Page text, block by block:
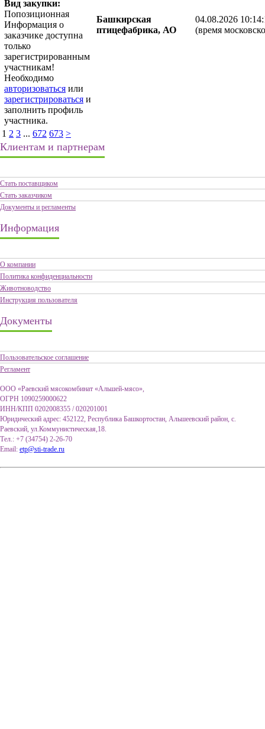
1 2 3 ... 672 673 >
Вид закупки:
Попозиционная
Информация о
заказчике доступна
только
зарегистрированным
участникам!
Необходимо
авторизоваться или
зарегистрироваться и
заполнить профиль
участника.
Башкирская
птицефабрика, АО
04.08.2026
(время
Клиентам и партнерам
Стать поставщиком
Стать заказчиком
Документы и регламенты
Информация
О компании
Политика конфиденциальности
Животноводство
Инструкция пользователя
Документы
Пользовательское соглашение
Регламент
ООО «Раевский мясокомбинат «Альшей-мясо»,
ОГРН 1090259000622
ИНН/КПП 0202008355 / 020201001
Юридический адрес: 452122, Республика Башкортостан, Альшеевский район, с.
Раевский, ул.Коммунистическая,18.
Тел.: +7 (34754) 2-26-70
Email: etp@sti-trade.ru